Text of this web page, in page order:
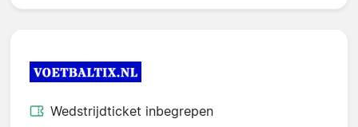
Wedstrijdticket inbegrepen